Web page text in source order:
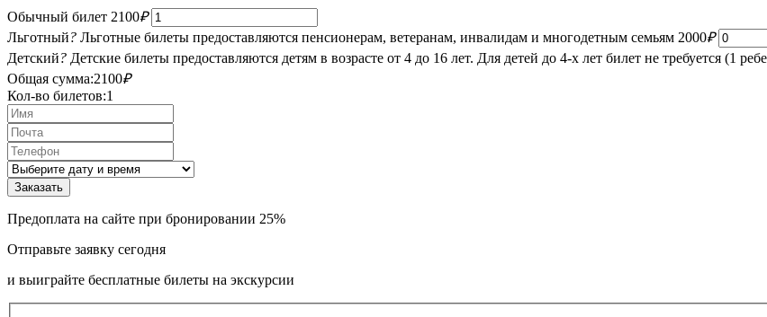
Обычный билет 2100₽
Льготный? Льготные билеты предоставляются пенсионерам, ветеранам, инвалидам и многодетным семьям 2000₽
Детский? Детские билеты предоставляются детям в возрасте от 4 до 16 лет. Для детей до 4-х лет билет не требуется (1
Общая сумма:2100₽
Кол-во билетов:1
Предоплата на сайте при бронировании 25%
Отправьте заявку сегодня
и выиграйте бесплатные билеты на экскурсии